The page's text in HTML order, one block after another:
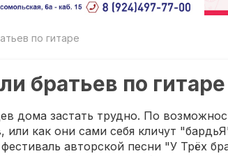
по гитаре
братьев по гитаре
дома застать трудно. По
или как они сами себя кличут
авторской песни "У Трёх